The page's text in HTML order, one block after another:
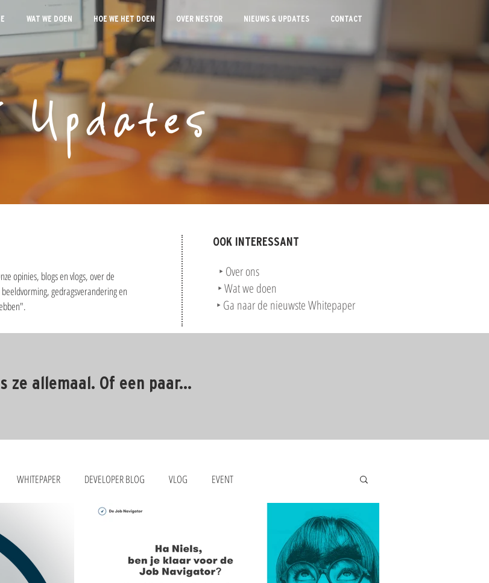
WAT WE DOEN HOE WE HET DOEN OVER NESTOR NIEUWS & UPDATES CONTACT
Updates
OOK INTERESSANT
‣ Over ons
‣ Wat we doen
opinies, blogs en vlogs, over de
gedragsverandering en
‣ Ga naar de nieuwste Whitepaper
ze allemaal. Of een paar...
WHITEPAPER DEVELOPER BLOG VLOG EVENT